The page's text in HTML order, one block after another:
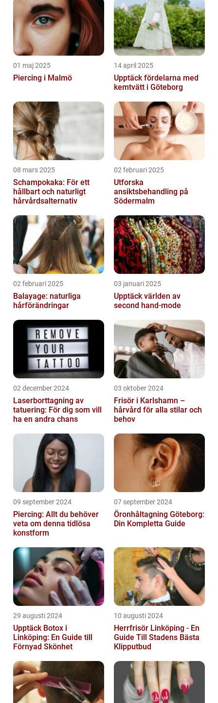
01 maj 2025
Piercing i Malmö
14 april 2025
Upptäck fördelarna med
kemtvätt i Göteborg
08 mars 2025
Schampokaka: För ett
hållbart och naturligt
hårvårdsalternativ
02 februari 2025
Utforska
ansiktsbehandling på
Södermalm
02 februari 2025
Balayage: naturliga
hårförändringar
03 januari 2025
Upptäck världen av
second hand-mode
02 december 2024
Laserborttagning av
tatuering: För dig som vill
ha en andra chans
03 oktober 2024
Frisör i Karlshamn –
hårvård för alla stilar och
behov
09 september 2024
Piercing: Allt du behöver
veta om denna tidlösa
konstform
07 september 2024
Öronhåltagning Göteborg:
Din Kompletta Guide
29 augusti 2024
Upptäck Botox i
Linköping: En Guide till
Förnyad Skönhet
10 augusti 2024
Herrfrisör Linköping - En
Guide Till Stadens Bästa
Klipputbud